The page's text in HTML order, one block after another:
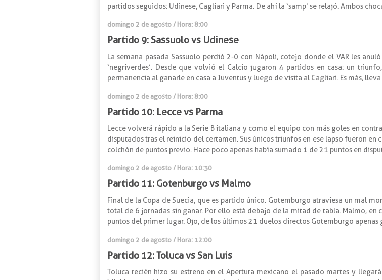
partidos seguidos: Udinese, Cagliari y Parma. De ahí la ‘samp’ se relajó. Ambos
domingo 2 de agosto / Hora: 8:00
Partido 9: Sassuolo vs Udinese
La semana pasada Sassuolo perdió 2-0 con Nápoli, cotejo donde el VAR les
‘negriverdes’. Desde que volvió el Calcio jugaron 4 partidos en casa: un
permanencia al ganarle en casa a Juventus y luego de visita al Cagliari. Es más,
domingo 2 de agosto / Hora: 8:00
Partido 10: Lecce vs Parma
Lecce volverá rápido a la Serie B italiana y como el equipo con más goles en
disputados tras el reinicio del certamen. Sus únicos triunfos en ese lapso fueron en
colchón de puntos previo. Hace poco apenas había sumado 1 de 21 puntos en
domingo 2 de agosto / Hora: 10:30
Partido 11: Gotenburgo vs Malmo
Final de la Copa de Suecia, que es partido único. Gotemburgo atraviesa un mal
total de 6 jornadas sin ganar. Por ello está debajo de la mitad de tabla. Malmo,
puntos del primer lugar. Ojo, de los últimos 21 duelos directos Gotemburgo apenas
domingo 2 de agosto / Hora: 12:00
Partido 12: Toluca vs San Luis
Toluca recién hizo su estreno en el Apertura mexicano el pasado martes y